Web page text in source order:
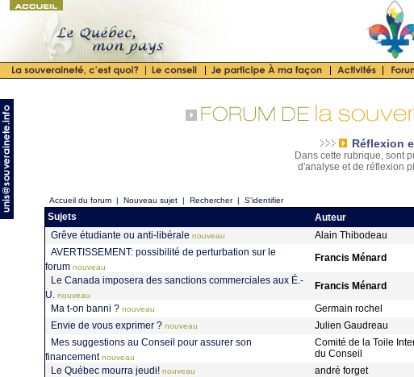
Réflexion
Dans cette rubrique, sont
d'analyse et de réflexion
Accueil du forum | Nouveau sujet | Rechercher| S'identifier
Sujets Auteur
Grêve étudiante ou anti-libérale nouveau Alain Thibodeau
AVERTISSEMENT: possibilité de perturbation sur le
forum nouveau
Francis Ménard
Le Canada imposera des sanctions commerciales aux É.-
U. nouveau
Francis Ménard
Ma t-on banni ? nouveau Germain rochel
Envie de vous exprimer ? nouveau Julien Gaudreau
Mes suggestions au Conseil pour assurer son
financement nouveau
Comité de la Toile
du Conseil
Le Québec mourra jeudi! nouveau andré forget